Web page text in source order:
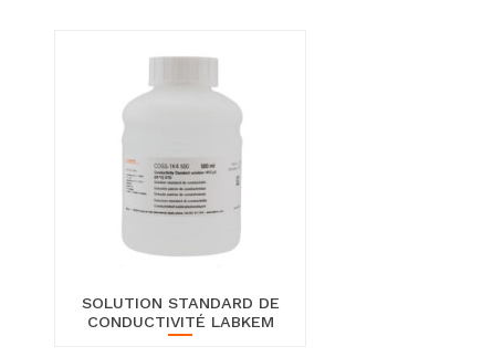
SOLUTION STANDARD DE
CONDUCTIVITÉ LABKEM